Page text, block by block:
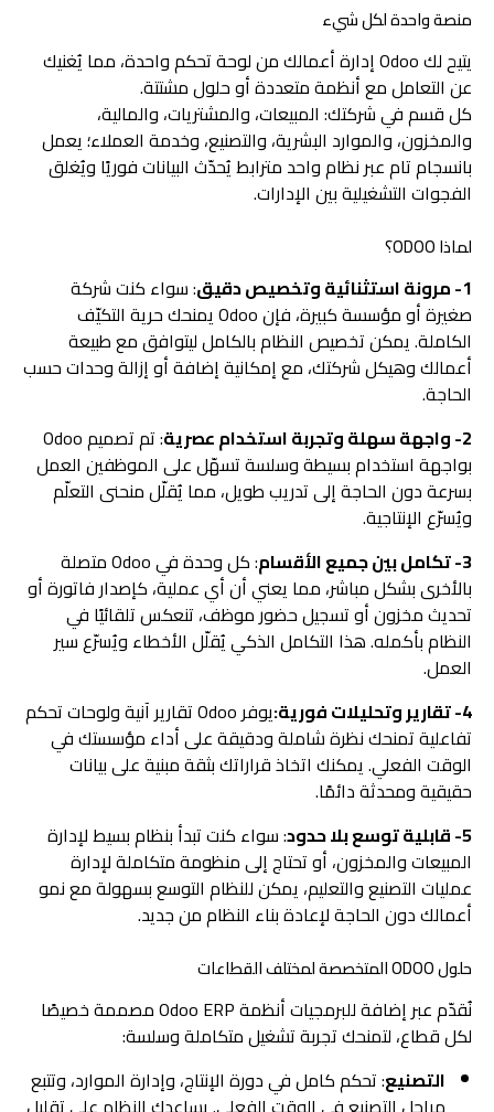
منصة واحدة لكل شيء
يتيح لك Odoo إدارة أعمالك من لوحة تحكم واحدة، مما يُغنيك
عن التعامل مع أنظمة متعددة أو حلول مشتتة.
كل قسم في شركتك: المبيعات، والمشتريات، والمالية،
والمخزون، والموارد البشرية، والتصنيع، وخدمة العملاء؛ يعمل
بانسجام تام عبر نظام واحد مترابط يُحدّث البيانات فوريًا ويُغلق
الفجوات التشغيلية بين الإدارات.
لماذا ODOO؟
1- مرونة استثنائية وتخصيص دقيق
: سواء كنت شركة
صغيرة أو مؤسسة كبيرة، فإن Odoo يمنحك حرية التكيّف
الكاملة. يمكن تخصيص النظام بالكامل ليتوافق مع طبيعة
أعمالك وهيكل شركتك، مع إمكانية إضافة أو إزالة وحدات حسب
الحاجة.
2- واجهة سهلة وتجربة استخدام عصرية
: تم تصميم Odoo
بواجهة استخدام بسيطة وسلسة تسهّل على الموظفين العمل
بسرعة دون الحاجة إلى تدريب طويل، مما يُقلّل منحنى التعلّم
ويُسرّع الإنتاجية.
3- تكامل بين جميع الأقسام
: كل وحدة في Odoo متصلة
بالأخرى بشكل مباشر، مما يعني أن أي عملية، كإصدار فاتورة أو
تحديث مخزون أو تسجيل حضور موظف، تنعكس تلقائيًا في
النظام بأكمله. هذا التكامل الذكي يُقلّل الأخطاء ويُسرّع سير
العمل.
4- تقارير وتحليلات فورية:
يوفر Odoo تقارير آنية ولوحات تحكم
تفاعلية تمنحك نظرة شاملة ودقيقة على أداء مؤسستك في
الوقت الفعلي. يمكنك اتخاذ قراراتك بثقة مبنية على بيانات
حقيقية ومحدثة دائمًا.
5- قابلية توسع بلا حدود
: سواء كنت تبدأ بنظام بسيط لإدارة
المبيعات والمخزون، أو تحتاج إلى منظومة متكاملة لإدارة
عمليات التصنيع والتعليم، يمكن للنظام التوسع بسهولة مع نمو
أعمالك دون الحاجة لإعادة بناء النظام من جديد.
حلول ODOO المتخصصة لمختلف القطاعات
نُقدّم عبر إضافة للبرمجيات أنظمة Odoo ERP مصممة خصيصًا
لكل قطاع، لتمنحك تجربة تشغيل متكاملة وسلسة:
التصنيع: تحكم كامل في دورة الإنتاج، وإدارة الموارد، وتتبع